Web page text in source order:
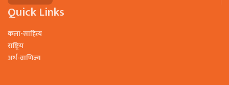
Quick Links
कला-साहित्य
राष्ट्रिय
अर्थ-वाणिज्य